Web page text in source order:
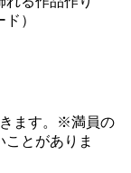
）
ます。※満員の
とがありま